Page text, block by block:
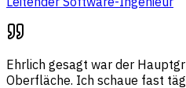
Ehrlich gesagt war der
Oberfläche. Ich schaue fast